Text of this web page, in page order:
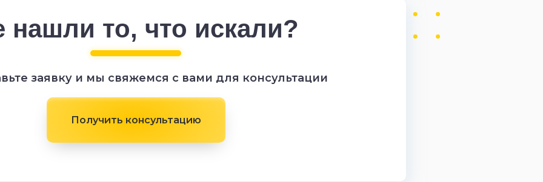
нашли то, что искали?
заявку и мы свяжемся с вами для консультации
Получить консультацию